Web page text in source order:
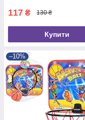
117 ₴ 130 ₴
Купити
–10%